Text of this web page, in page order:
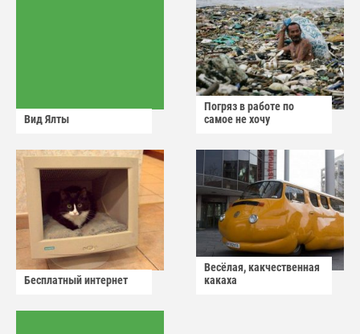
Вид Ялты
Погряз в работе по
самое не хочу
Бесплатный интернет
Весёлая, какчественная
какаха